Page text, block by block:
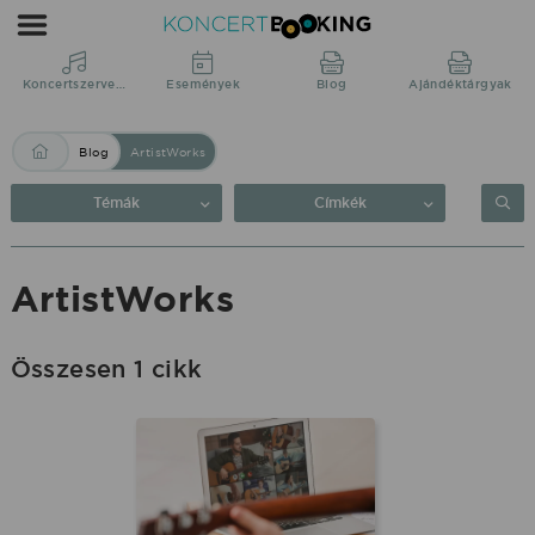
Blog:
ArtistWorks
KoncertBooking
Közvetlenül
produkciótól.
Koncertszervezés Események Blog Ajándéktárgyak
Blog ArtistWorks
Témák Címkék
ArtistWorks
Összesen 1 cikk